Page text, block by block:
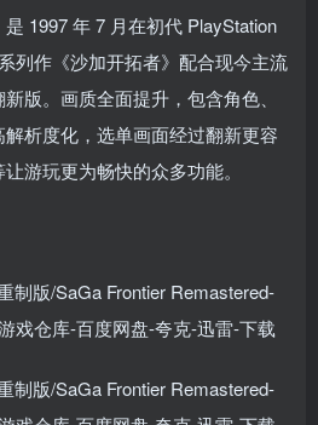
是 1997 年 7 月在初代 PlayStation
列作《沙加开拓者》配合现今主流
版。画质全面提升，包含角色、
析度化，选单画面经过翻新更容
游玩更为畅快的众多功能。